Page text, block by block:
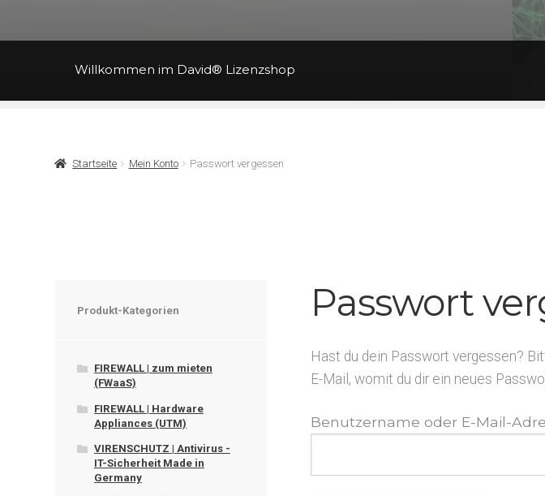
Willkommen im David® Lizenzshop
Startseite Mein Konto Passwort vergessen
Passwort
Hast du dein Passwort vergessen?
E-Mail, womit du dir ein neues
Benutzername oder E-Mail-
Produkt-Kategorien
FIREWALL | zum mieten
(FWaaS)
FIREWALL | Hardware
Appliances (UTM)
VIRENSCHUTZ | Antivirus -
IT-Sicherheit Made in
Germany